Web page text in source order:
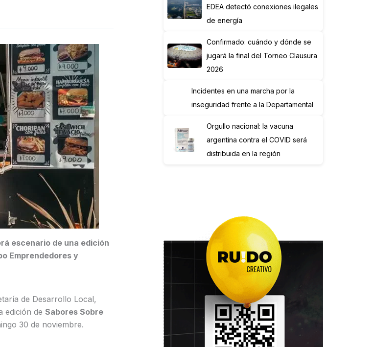
escenario de una edición
Emprendedores y
de Desarrollo Local,
edición de Sabores Sobre
30 de noviembre.
EDEA detectó conexiones ilegales
de energía
Confirmado: cuándo y dónde se
jugará la final del Torneo Clausura
2026
Incidentes en una marcha por la
inseguridad frente a la Departamental
Orgullo nacional: la vacuna
argentina contra el COVID será
distribuida en la región